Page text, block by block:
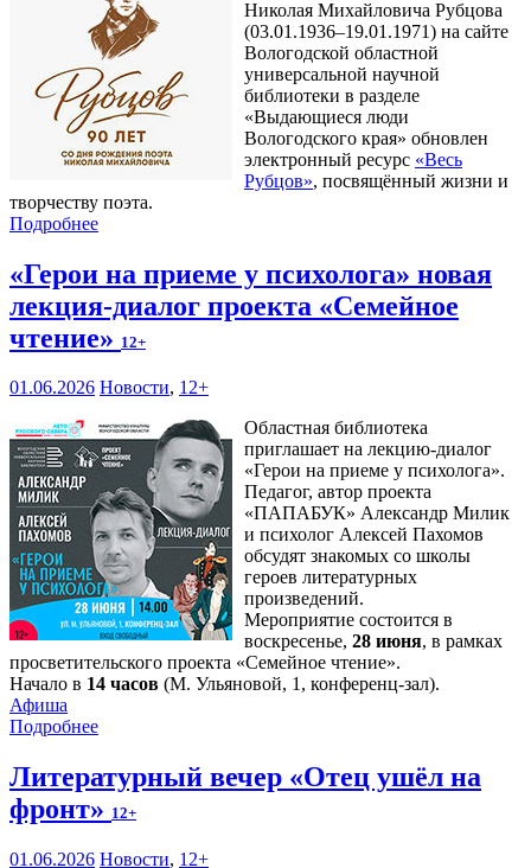
Николая Михайловича Рубцова
(03.01.1936–19.01.1971) на сайте
Вологодской областной
универсальной научной
библиотеки в разделе
«Выдающиеся люди
Вологодского края» обновлен
электронный ресурс «Весь
Рубцов», посвящённый жизни и
творчеству поэта.
Подробнее
«Герои на приеме у психолога» новая
лекция-диалог проекта «Семейное
чтение» 12+
01.06.2026 Новости, 12+
Областная библиотека
приглашает на лекцию-диалог
«Герои на приеме у психолога».
Педагог, автор проекта
«ПАПАБУК» Александр Милик
и психолог Алексей Пахомов
обсудят знакомых со школы
героев литературных
произведений.
Мероприятие состоится в
воскресенье, 28 июня, в рамках
просветительского проекта «Семейное чтение».
Начало в 14 часов (М. Ульяновой, 1, конференц-зал).
Афиша
Подробнее
Литературный вечер «Отец ушёл на
фронт» 12+
01.06.2026 Новости, 12+